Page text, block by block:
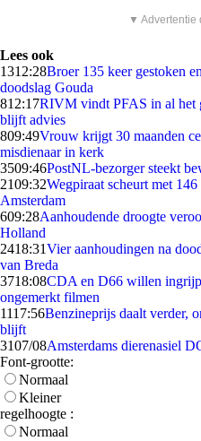
▼ Advertentie
Lees ook
1312:28Broer 135 keer gestoken
doodslag Gouda
812:17RIVM vindt PFAS in al het
blijft advies
809:49Vrouw krijgt 30 maanden
misdienaar in kerk
3509:46PostNL-bezorger steekt
2109:32Wegpiraat scheurt met
Amsterdam
609:28Aanhoudende droogte
Holland
2418:31Vier aanhoudingen na
van Breda
3718:08CDA en D66 willen
ongemerkt filmen
1117:56Benzineprijs daalt verder,
blijft
3107/08Amsterdams dierenasiel
Font-grootte:
Normaal
Kleiner
regelhoogte :
Normaal